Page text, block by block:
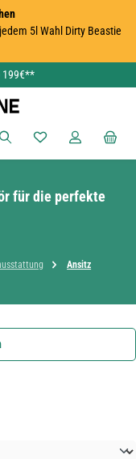
5l Wahl Dirty Beastie
199€**
Du hast 0
für die perfekte
Ansitz